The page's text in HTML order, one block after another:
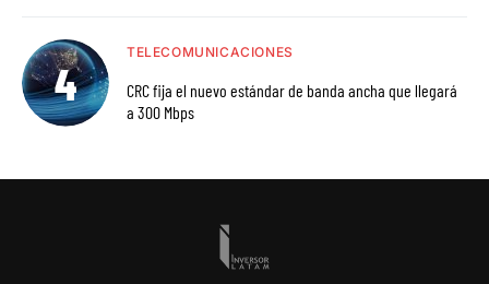
TELECOMUNICACIONES
CRC fija el nuevo estándar de banda ancha que llegará
a 300 Mbps